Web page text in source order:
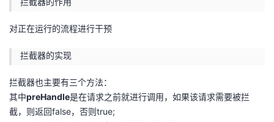
对正在运行的流程进行干预
拦截器的实现
拦截器也主要有三个方法：
其中preHandle是在请求之前就进行调用，如果该请求需要被拦
截，则返回false，否则true;